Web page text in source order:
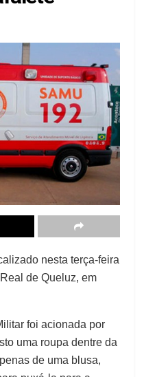
nesta terça-feira
de Queluz, em
foi acionada por
uma roupa dentre da
de uma blusa,